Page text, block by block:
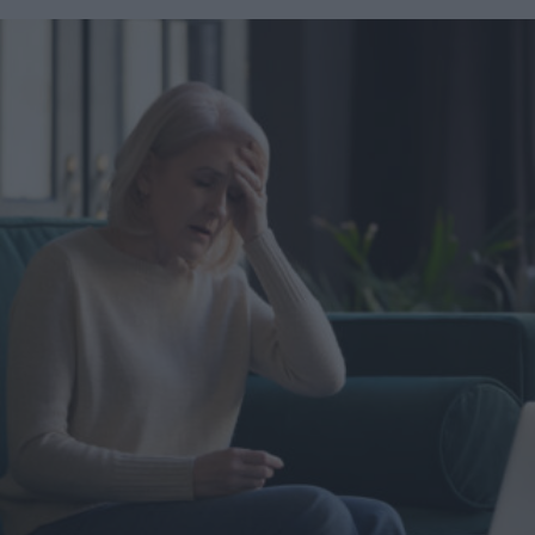
umidi o creme ricche proprio sotto al patch, rischi che si
capire che ha lavorato) In genere si lascia in posa diverse
ore: c’è chi li mette la sera e li toglie al mattino, chi li usa
di giorno come scudo anti-tocco. Un segnale classico è
quando il patch diventa opaco o leggermente biancastro al
centro, segno che ha assorbito. A quel punto, cambiarlo ha
senso. Se lo togli dopo mezz’ora per controllare “com’è
sotto”, stai un po’ sabotando l’idea di barriera protettiva. Il
momento del distacco: niente strappi da ceretta
improvvisata Staccalo lentamente, tenendo la pelle ferma
con un dito. Se è molto aderente, inumidisci leggermente i
bordi con acqua tiepida. Poi valuta: se l’area è arrossata,
scegli una crema lenitiva leggera; se è ancora attiva, puoi
applicarne uno nuovo, ma senza trasformare il patch in una
punizione a tempo indeterminato. Errori comuni che fanno
odiare i cerotti (pur non essendo colpa loro) Metterli su un
brufolo “chiuso” sperando nel miracolo Se non c’è
apertura o materiale superficiale, l’idrocolloide ha poco da
alimentare a bassissimo contenuto di carboidrati che porta
l'organismo in uno stato chiamato chetosi. Quando i
carboidrati scendono sotto i 50 grammi giornalieri, il corpo
esaurisce le riserve di glicogeno e inizia a produrre corpi
chetonici nel fegato a partire dai grassi. La ripartizione dei
macronutrienti è precisa: circa 70% di grassi, 25% di
proteine e 5% di carboidrati. Questo equilibrio mantiene
stabile la glicemia e riduce i picchi insulinici. La chetosi
nutrizionale inizia di solito dopo 2-4 giorni di restrizione,
anche se il tempo varia in base all'attività fisica e alle
riserve di glicogeno iniziali. I benefici della dieta keto per
le donne La dieta chetogenica offre vantaggi specifici
corpi chetonici riducono il senso di fame agendo sulla
grelina, l'ormone che stimola l'appetito. Ecco i benefici più
documentati: Controllo del peso: minore produzione di
insulina e maggiore sazietà tra i pasti Energia stabile: